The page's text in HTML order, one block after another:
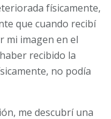
físicamente,
que cuando recibí
mi imagen en el
recibido la
no podía
me descubrí una